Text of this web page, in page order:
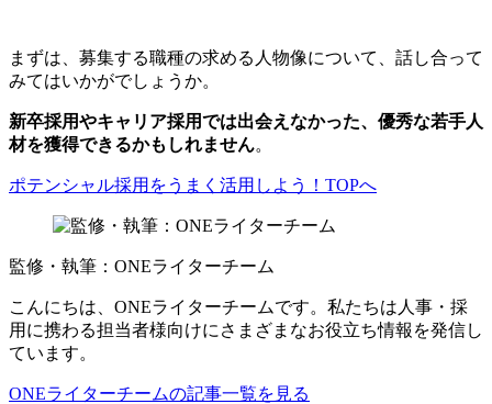
まずは、募集する職種の求める人物像について、話し合って
みてはいかがでしょうか。
新卒採用やキャリア採用では出会えなかった、優秀な若手人
材を獲得できるかもしれません。
ポテンシャル採用をうまく活用しよう！TOPへ
監修・執筆：ONEライターチーム
こんにちは、ONEライターチームです。私たちは人事・採
用に携わる担当者様向けにさまざまなお役立ち情報を発信し
ています。
ONEライターチームの記事一覧を見る